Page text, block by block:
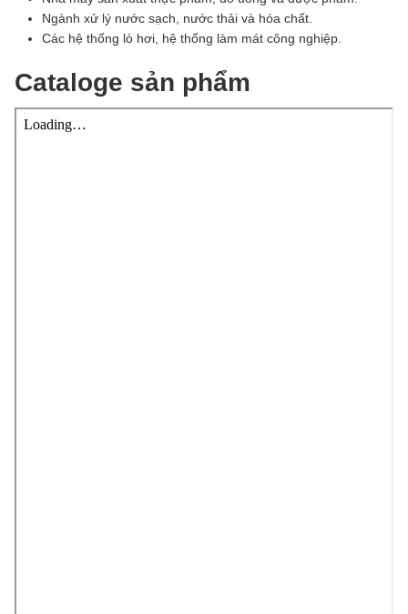
Ngành xử lý nước sạch, nước thải và hóa chất.
Các hệ thống lò hơi, hệ thống làm mát công nghiệp.
Cataloge sản phẩm